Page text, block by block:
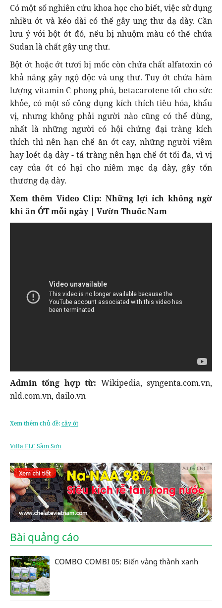
Có một số nghiên cứu khoa học cho biết, việc sử dụng
nhiều ớt và kéo dài có thể gây ung thư dạ dày. Cần
lưu ý với bột ớt đỏ, nếu bị nhuộm màu có thể chứa
Sudan là chất gây ung thư.
Bột ớt hoặc ớt tươi bị mốc còn chứa chất alfatoxin có
khả năng gây ngộ độc và ung thư. Tuy ớt chứa hàm
lượng vitamin C phong phú, betacarotene tốt cho sức
khỏe, có một số công dụng kích thích tiêu hóa, khẩu
vị, nhưng không phải người nào cũng có thể dùng,
nhất là những người có hội chứng đại tràng kích
thích thì nên hạn chế ăn ớt cay, những người viêm
hay loét dạ dày - tá tràng nên hạn chế ớt tối đa, vì vị
cay của ớt có hại cho niêm mạc dạ dày, gây tổn
thương dạ dày.
Xem thêm Video Clip: Những lợi ích không ngờ
khi ăn ỚT mỗi ngày | Vườn Thuốc Nam
Admin tổng hợp từ: Wikipedia, syngenta.com.vn,
nld.com.vn, dailo.vn
Xem thêm chủ đề:cây ớt
Villa FLC Sầm Sơn
Ad by CNCT
Bài quảng cáo
COMBO COMBI 05: Biến vàng thành xanh